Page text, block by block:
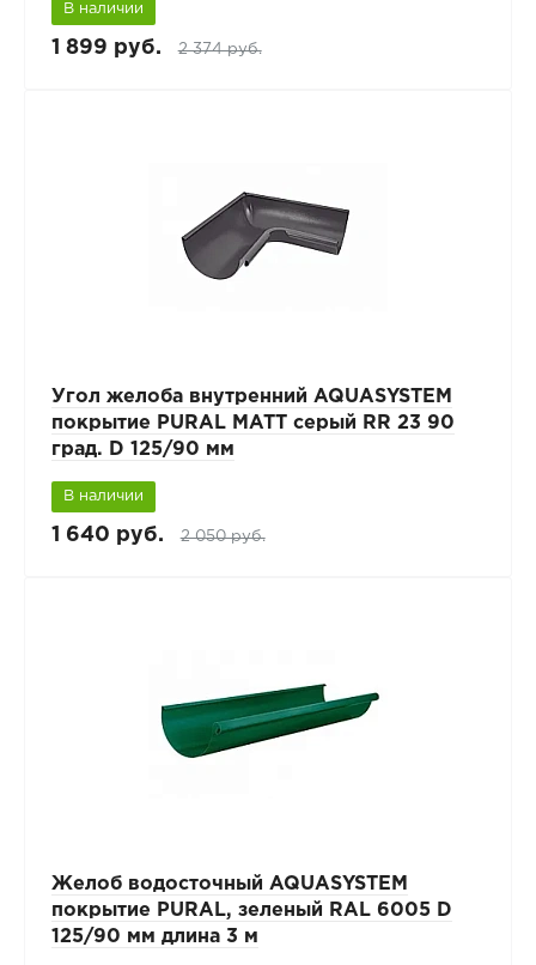
В наличии
1 899 руб. 2 374 руб.
Угол желоба внутренний AQUASYSTEM
покрытие PURAL MATT серый RR 23 90
град. D 125/90 мм
В наличии
1 640 руб. 2 050 руб.
Желоб водосточный AQUASYSTEM
покрытие PURAL, зеленый RAL 6005 D
125/90 мм длина 3 м